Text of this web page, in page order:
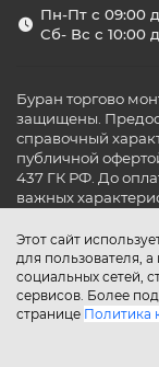
Этот сайт
для пользователя,
социальных сетей,
сервисов. Более
странице Политика
Пн-Пт с 09:00
Сб- Вс с 10:00
Буран торгово
защищены.
справочный
публичной
437 ГК РФ. До
важных